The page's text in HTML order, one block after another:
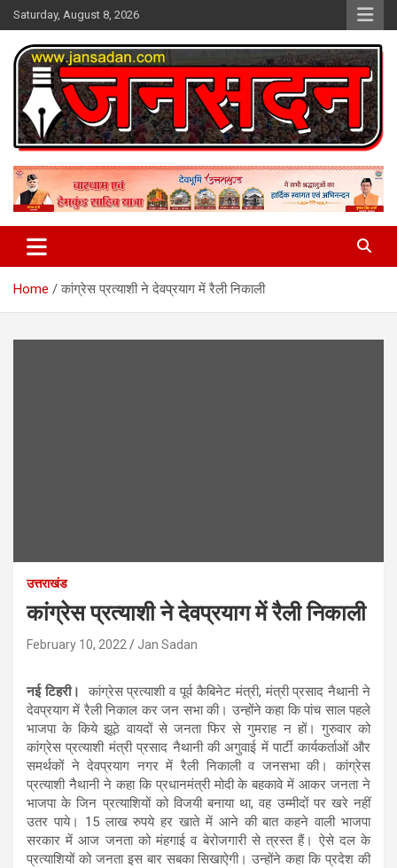
Skip
to
content
Saturday, August 8, 2026
Jan Sadan
Home कांग्रेस प्रत्याशी ने देवप्रयाग में रैली निकाली
उत्तराखंड
कांग्रेस प्रत्याशी ने देवप्रयाग में रैली निकाली
February 10, 2022 Jan Sadan
नई टिहरी।
कांग्रेस प्रत्याशी व पूर्व कैबिनेट मंत्री, मंत्री प्रसाद नैथानी ने
देवप्रयाग में रैली निकाल कर जन सभा की। उन्होंने कहा कि पांच साल पहले
भाजपा के किये झूठे वायदों से जनता फिर से गुमराह न हों। गुरुवार को
कांग्रेस प्रत्याशी मंत्री प्रसाद नैथानी की अगुवाई में पार्टी कार्यकर्ताओं और
समर्थकों ने देवप्रयाग नगर में रैली निकाली व जनसभा की। कांग्रेस
प्रत्याशी नैथानी ने कहा कि प्रधानमंत्री मोदी के बहकावे में आकर जनता ने
भाजपा के जिन प्रत्याशियों को विजयी बनाया था, वह उम्मीदों पर खरे नहीं
उतर पाये। 15 लाख रुपये हर खाते में आने की बात कहने वाली भाजपा
सरकार में आज जनता को मंहगाई व बेरोजगारी से त्रस्त हैं। ऐसे दल के
प्रत्याशियों को जनता इस बार सबका सिखाऐगी। उन्होंने कहा कि प्रदेश की